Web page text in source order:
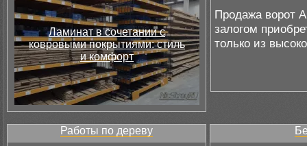
Ламинат в сочетании с
ковровыми покрытиями: стиль
и комфорт
Продажа ворот
залогом
только из
Работы по дереву